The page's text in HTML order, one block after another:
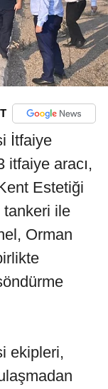
İtfaiye
itfaiye aracı,
Estetiği
tankeri ile
Orman
ekipleri,